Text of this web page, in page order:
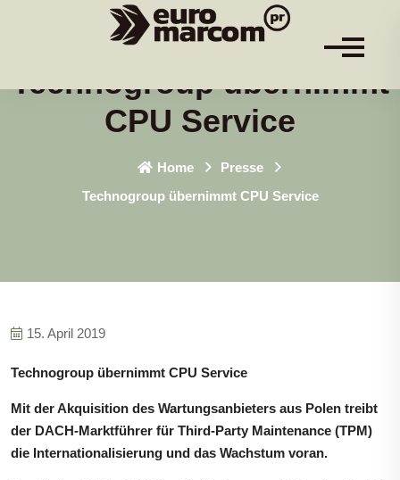
Technogroup übernimmt
CPU Service
Home
Presse
Technogroup übernimmt CPU Service
15. April 2019
Technogroup übernimmt CPU Service
Mit der Akquisition des Wartungsanbieters aus Polen treibt
der DACH-Marktführer für Third-Party Maintenance (TPM)
die Internationalisierung und das Wachstum voran.